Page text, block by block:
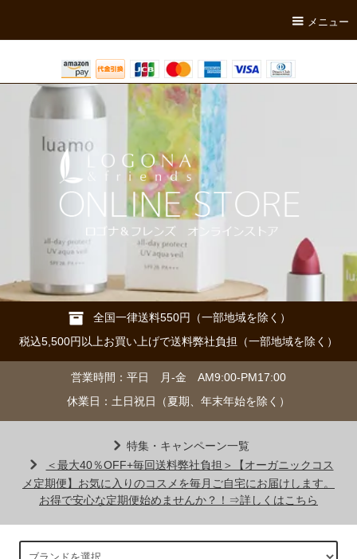
メニュー
全国一律送料550円（一部地域を除く）
税込5,500円以上お買い上げで送料弊社負担（一部地域を除く）
営業時間：平日 月-金 AM9:00-PM17:00
休業日：土日祝日（夏期、年末年始を除く）
特集・キャンペーン一覧
＜最大40％OFF+毎回送料弊社負担＞【オーガニックコス
メ定期便】お気に入りのコスメを毎月ご自宅にお届けします。
お得で安心な定期便始めませんか？！⇒詳しくはこちら